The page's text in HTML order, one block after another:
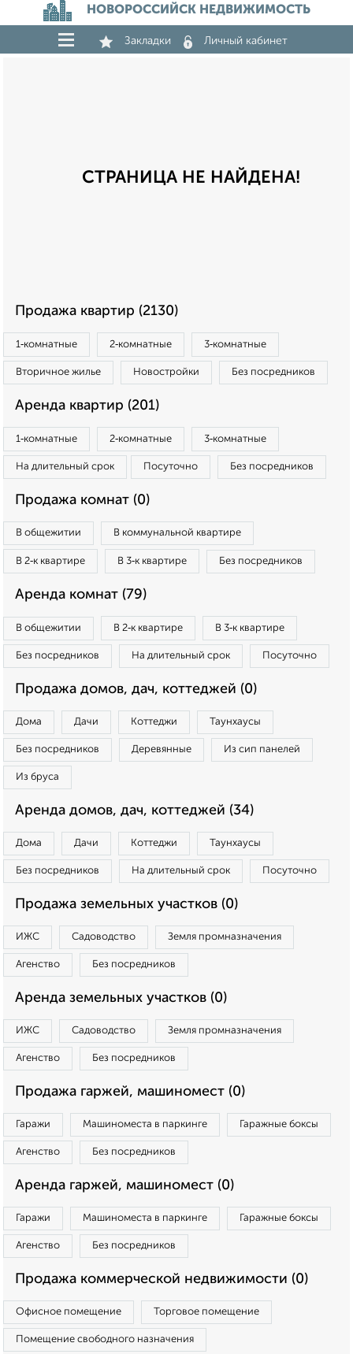
НОВОРОССИЙСК НЕДВИЖИМОСТЬ
Закладки Личный кабинет
СТРАНИЦА НЕ НАЙДЕНА!
Продажа квартир (2130)
1‑комнатные 2‑комнатные 3‑комнатные
Вторичное жилье Новостройки Без посредников
Аренда квартир (201)
1‑комнатные 2‑комнатные 3‑комнатные
На длительный срок Посуточно Без посредников
Продажа комнат (0)
В общежитии В коммунальной квартире
В 2‑к квартире В 3‑к квартире Без посредников
Аренда комнат (79)
В общежитии В 2‑к квартире В 3‑к квартире
Без посредников На длительный срок Посуточно
Продажа домов, дач, коттеджей (0)
Дома Дачи Коттеджи Таунхаусы
Без посредников Деревянные Из сип панелей
Из бруса
Аренда домов, дач, коттеджей (34)
Дома Дачи Коттеджи Таунхаусы
Без посредников На длительный срок Посуточно
Продажа земельных участков (0)
ИЖС Садоводство Земля промназначения
Агенство Без посредников
Аренда земельных участков (0)
ИЖС Садоводство Земля промназначения
Агенство Без посредников
Продажа гаржей, машиномест (0)
Гаражи Машиноместа в паркинге Гаражные боксы
Агенство Без посредников
Аренда гаржей, машиномест (0)
Гаражи Машиноместа в паркинге Гаражные боксы
Агенство Без посредников
Продажа коммерческой недвижимости (0)
Офисное помещение Торговое помещение
Помещение свободного назначения